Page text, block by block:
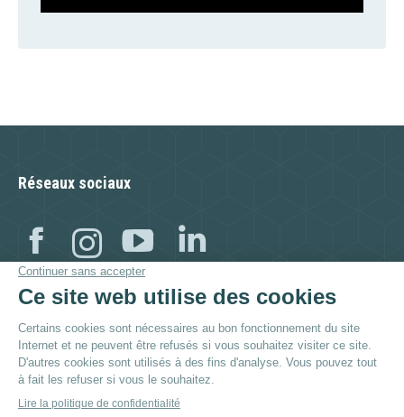
Réseaux sociaux
Facebook
Instagram
YouTube
Visitez aussi :